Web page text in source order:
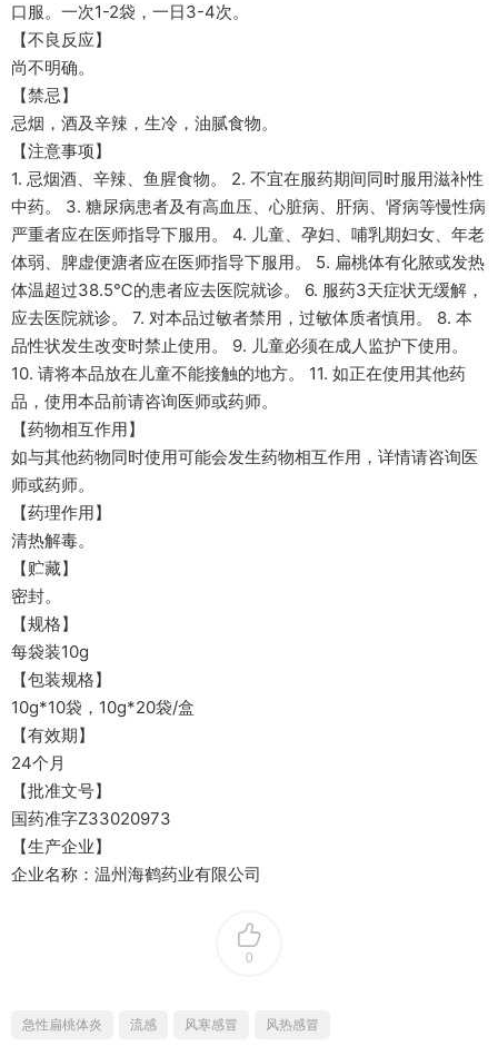
口服。一次1-2袋，一日3-4次。
【不良反应】
尚不明确。
【禁忌】
忌烟，酒及辛辣，生冷，油腻食物。
【注意事项】
1. 忌烟酒、辛辣、鱼腥食物。 2. 不宜在服药期间同时服用滋补性
中药。 3. 糖尿病患者及有高血压、心脏病、肝病、肾病等慢性病
严重者应在医师指导下服用。 4. 儿童、孕妇、哺乳期妇女、年老
体弱、脾虚便溏者应在医师指导下服用。 5. 扁桃体有化脓或发热
体温超过38.5℃的患者应去医院就诊。 6. 服药3天症状无缓解，
应去医院就诊。 7. 对本品过敏者禁用，过敏体质者慎用。 8. 本
品性状发生改变时禁止使用。 9. 儿童必须在成人监护下使用。
10. 请将本品放在儿童不能接触的地方。 11. 如正在使用其他药
品，使用本品前请咨询医师或药师。
【药物相互作用】
如与其他药物同时使用可能会发生药物相互作用，详情请咨询医
师或药师。
【药理作用】
清热解毒。
【贮藏】
密封。
【规格】
每袋装10g
【包装规格】
10g*10袋，10g*20袋/盒
【有效期】
24个月
【批准文号】
国药准字Z33020973
【生产企业】
企业名称：温州海鹤药业有限公司
0
急性扁桃体炎 流感 风寒感冒 风热感冒